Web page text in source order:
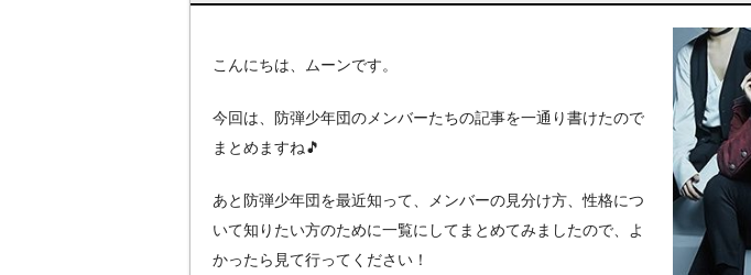
こんにちは、ムーンです。
今回は、防弾少年団のメンバーたちの記事を一通り書けたので
まとめますね🎵
あと防弾少年団を最近知って、メンバーの見分け方、性格につ
いて知りたい方のために一覧にしてまとめてみましたので、よ
かったら見て行ってください！